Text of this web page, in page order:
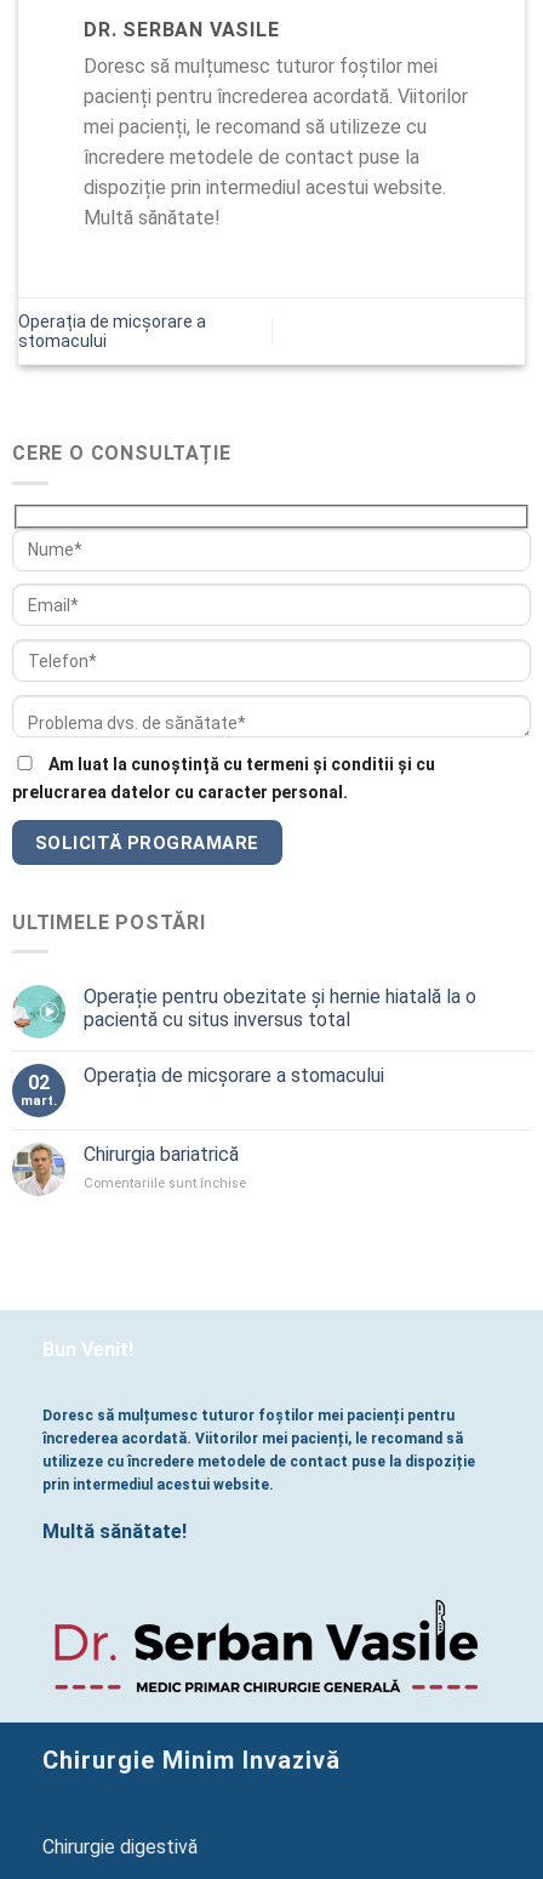
DR. SERBAN VASILE
Doresc să mulțumesc tuturor foștilor mei
pacienți pentru încrederea acordată. Viitorilor
mei pacienți, le recomand să utilizeze cu
încredere metodele de contact puse la
dispoziție prin intermediul acestui website.
Multă sănătate!
Operația de micșorare a
stomacului
CERE O CONSULTAȚIE
Am luat la cunoștință cu termeni și conditii și cu
prelucrarea datelor cu caracter personal.
ULTIMELE POSTĂRI
Operație pentru obezitate și hernie hiatală la o
pacientă cu situs inversus total
02
mart.
Operația de micșorare a stomacului
Chirurgia bariatrică
Comentariile sunt închisepentru
Bun Venit!
Doresc să mulțumesc tuturor foștilor mei pacienți pentru
încrederea acordată. Viitorilor mei pacienți, le recomand să
utilizeze cu încredere metodele de contact puse la dispoziție
prin intermediul acestui website.
Multă sănătate!
Chirurgie Minim Invazivă
Chirurgie digestivă